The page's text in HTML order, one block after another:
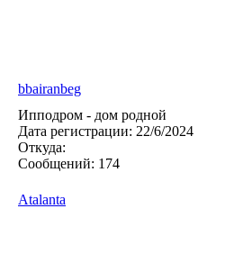
bbairanbeg
Ипподром - дом родной
Дата регистрации: 22/6/2024
Откуда:
Сообщений: 174
Atalanta